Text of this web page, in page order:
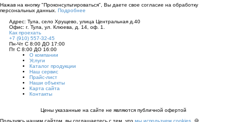
Нажав на кнопку "Проконсультироваться", Вы даете свое согласие на обработку
персональных данных. Подробнее
Адрес: Тула, село Хрущево, улица Центральная д.40
Офис: г. Тула, ул. Клюева, д. 14, оф. 1.
Как проехать
+7 (910) 557-32-45
Пн-Чт С 8:00 ДО 17:00
Пт С 8:00 ДО 16:00
О компании
Услуги
Каталог продукции
Наш сервис
Прайс-лист
Наши объекты
Карта сайта
Контакты
Цены указанные на сайте не являются публичной офертой
Пользуясь нашим сайтом, вы соглашаетесь с тем, что мы используем cookies . 🍪